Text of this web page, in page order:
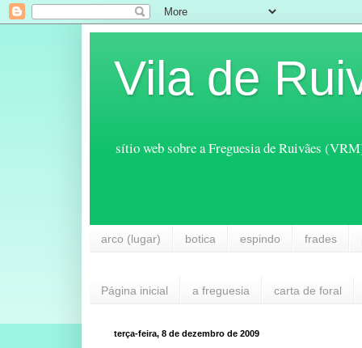
Vila de
sítio web sobre a Freguesia de Ruivães
arco (lugar) botica espindo frades
Página inicial a freguesia carta de foral
terça-feira, 8 de dezembro de 2009